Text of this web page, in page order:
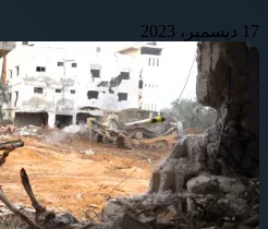
17 ديسمبر، 2023